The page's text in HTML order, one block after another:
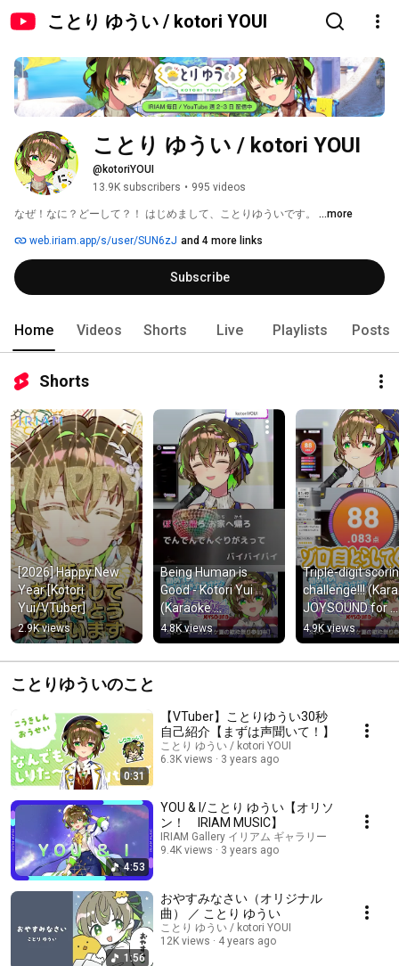
ことり ゆうい / kotori YOUI
ことり ゆうい / kotori YOUI
@kotoriYOUI
13.9K subscribers • 995 videos
なぜ！なに？どーして？！ はじめまして、ことりゆういです。 ...more
web.iriam.app/s/user/SUN6zJ and 4 more links
Subscribe
Home Videos Shorts Live Playlists Posts
Shorts
[2026] Happy New
Year [Kotori
Yui/VTuber]
2.9K views
Being Human is
Good - Kotori Yui
(Karaoke
JOYSOUND for
STREAMER) #PR
4.8K views
Triple-digit
challenge!!!
JOYSOUND for
STREAMER)
4.9K views
ことりゆういのこと
0:31
【VTuber】ことりゆうい30秒
自己紹介【まずは声聞いて！】
ことり ゆうい / kotori YOUI
6.3K views
3 years ago
4:53
YOU & I/ことり ゆうい【オリソ
ン！ IRIAM MUSIC】
IRIAM Gallery イリアム ギャラリー
9.4K views
3 years ago
1:56
おやすみなさい（オリジナル
曲） ／ ことり ゆうい
ことり ゆうい / kotori YOUI
12K views
4 years ago